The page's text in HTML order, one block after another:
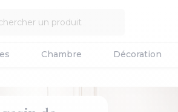
Chambre
Décoration